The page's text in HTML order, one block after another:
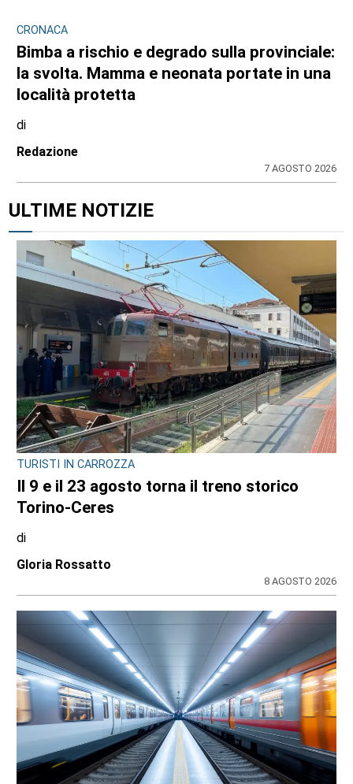
CRONACA
Bimba a rischio e degrado sulla provinciale:
la svolta. Mamma e neonata portate in una
località protetta
di
Redazione
7 AGOSTO 2026
ULTIME NOTIZIE
TURISTI IN CARROZZA
Il 9 e il 23 agosto torna il treno storico
Torino-Ceres
di
Gloria Rossatto
8 AGOSTO 2026